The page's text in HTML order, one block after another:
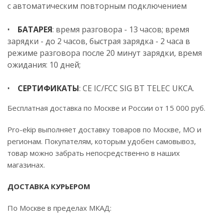
с автоматическим повторным подключением
• БАТАРЕЯ: время разговора - 13 часов; время
зарядки - до 2 часов, быстрая зарядка - 2 часа в
режиме разговора после 20 минут зарядки, время
ожидания: 10 дней;
• СЕРТИФИКАТЫ: CE IC/FCC SIG BT TELEC UKCA.
Бесплатная доставка по Москве и России от 15 000 руб.
Pro-ekip выполняет доставку товаров по Москве, МО и
регионам. Покупателям, которым удобен самовывоз,
товар можно забрать непосредственно в наших
магазинах.
ДОСТАВКА КУРЬЕРОМ
По Москве в пределах МКАД: